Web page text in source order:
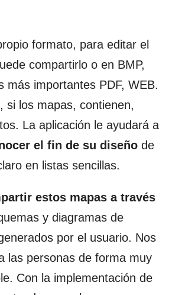
formato, para editar el
compartirlo o en BMP,
más importantes PDF, WEB.
si los mapas, contienen,
La aplicación le ayudará a
el fin de su diseño de
en listas sencillas.
estos mapas a través
y diagramas de
por el usuario. Nos
las personas de forma muy
Con la implementación de